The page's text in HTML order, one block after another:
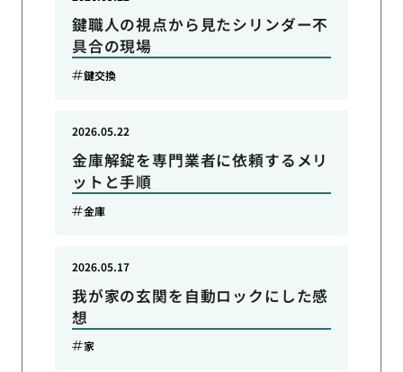
鍵職人の視点から見たシリンダー不
具合の現場
鍵交換
金庫解錠を専門業者に依頼するメリ
ットと手順
2026.05.22
金庫
我が家の玄関を自動ロックにした感
想
2026.05.17
家